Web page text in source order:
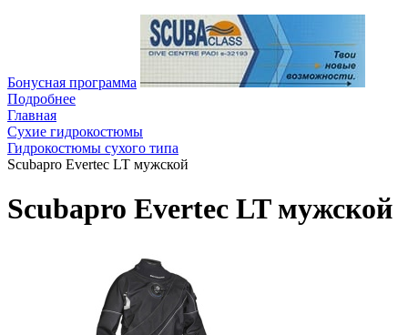
Бонусная программа
Подробнее
Главная
Сухие гидрокостюмы
Гидрокостюмы сухого типа
Scubapro Evertec LT мужской
Scubapro Evertec LT мужской